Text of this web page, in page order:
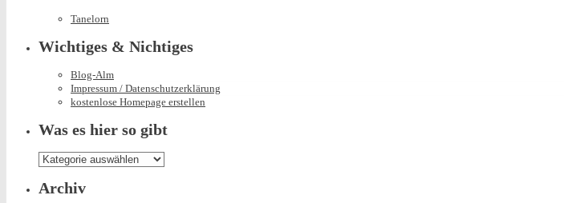
Tanelorn
Wichtiges & Nichtiges
Blog-Alm
Impressum / Datenschutzerklärung
kostenlose Homepage erstellen
Was es hier so gibt
Was
es
hier
so
Archiv